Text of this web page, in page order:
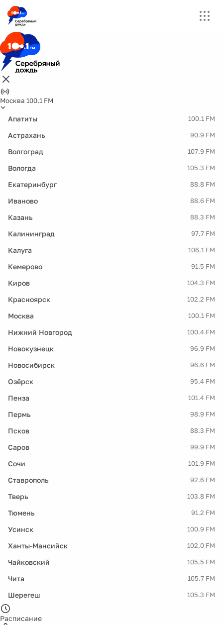
Москва 100.1 FM
Апатиты 100.1 FM
Астрахань 90.9 FM
Волгоград 107.9 FM
Вологда 105.3 FM
Екатеринбург 88.8 FM
Иваново 88.6 FM
Казань 88.3 FM
Калининград 97.7 FM
Калуга 106.1 FM
Кемерово 91.5 FM
Киров 104.3 FM
Красноярск 102.2 FM
Москва 100.1 FM
Нижний Новгород 100.4 FM
Новокузнецк 96.9 FM
Новосибирск 96.6 FM
Озёрск 95.4 FM
Пенза 101.4 FM
Пермь 98.9 FM
Псков 88.3 FM
Саров 99.9 FM
Сочи 101.9 FM
Ставрополь 92.6 FM
Тверь 103.8 FM
Тюмень 91.2 FM
Усинск 100.9 FM
Ханты-Мансийск 102.0 FM
Чайковский 105.5 FM
Чита 105.7 FM
Шерегеш 105.3 FM
Расписание